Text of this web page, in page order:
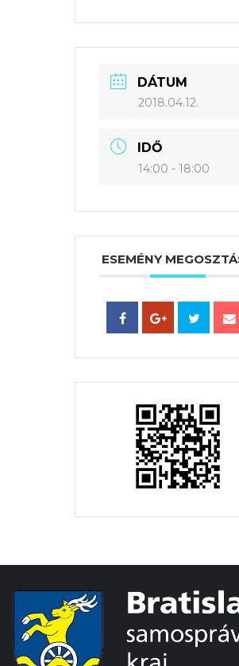
DÁTUM
2018.04.12.
IDŐ
14:00 - 18:00
ESEMÉNY